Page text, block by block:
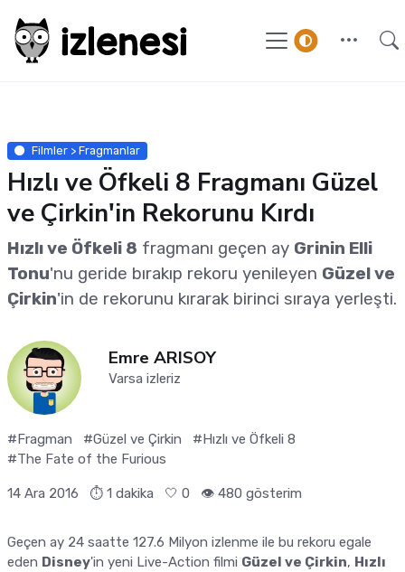
Filmler > Fragmanlar
Hızlı ve Öfkeli 8 Fragmanı Güzel
ve Çirkin'in Rekorunu Kırdı
Hızlı ve Öfkeli 8 fragmanı geçen ay Grinin Elli
Tonu'nu geride bırakıp rekoru yenileyen Güzel ve
Çirkin'in de rekorunu kırarak birinci sıraya yerleşti.
Emre ARISOY
Varsa izleriz
14 Ara 2016 ⏱ 1 dakika 🤍 0 👁️ 480 gösterim
#Fragman #Güzel ve Çirkin
#Hızlı ve Öfkeli 8
#The Fate of the Furious
Geçen ay 24 saatte 127.6 Milyon izlenme ile bu rekoru egale
eden Disney'in yeni Live-Action filmi Güzel ve Çirkin, Hızlı